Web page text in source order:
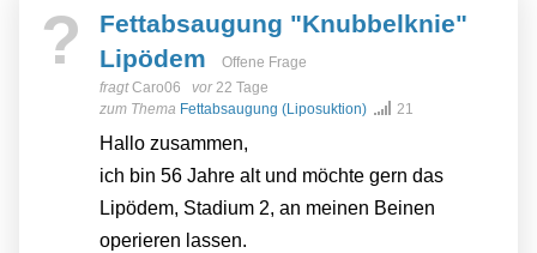
?
Fettabsaugung "Knubbelknie"
Lipödem
Offene Frage
fragtCaro06 vor22 Tage
zum Thema Fettabsaugung (Liposuktion) 21
Hallo zusammen,
ich bin 56 Jahre alt und möchte gern das
Lipödem, Stadium 2, an meinen Beinen
operieren lassen.